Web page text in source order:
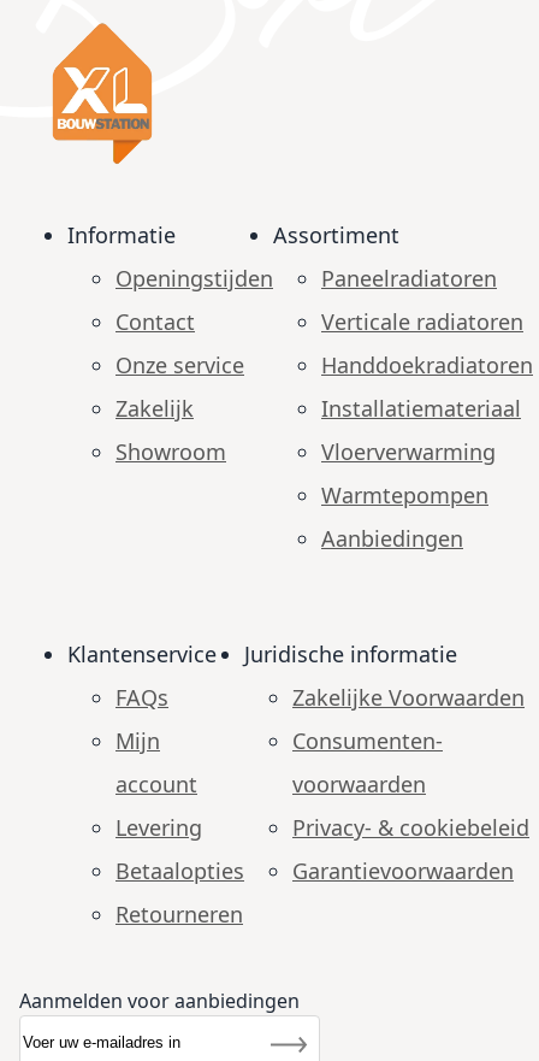
Informatie
Openingstijden
Contact
Onze service
Zakelijk
Showroom
Assortiment
Paneelradiatoren
Verticale radiatoren
Handdoekradiatoren
Installatiemateriaal
Vloerverwarming
Warmtepompen
Aanbiedingen
Klantenservice
FAQs
Mijn
account
Levering
Betaalopties
Retourneren
Juridische informatie
Zakelijke Voorwaarden
Consumenten­
voorwaarden
Privacy- & cookiebeleid
Garantie­voorwaarden
Aanmelden voor aanbiedingen
Nieuwsbrief
Inschrijven